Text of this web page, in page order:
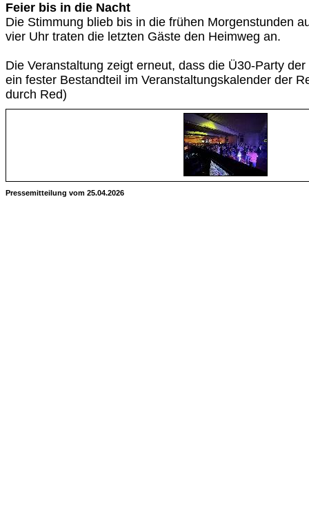
Feier bis in die Nacht
Die Stimmung blieb bis in die frühen Morgenstunden
vier Uhr traten die letzten Gäste den Heimweg an.
Die Veranstaltung zeigt erneut, dass die Ü30-Party
ein fester Bestandteil im Veranstaltungskalender der
durch Red)
Pressemitteilung vom 25.04.2026